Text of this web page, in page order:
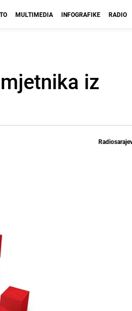
MULTIMEDIA INFOGRAFIKE RADIO
iz